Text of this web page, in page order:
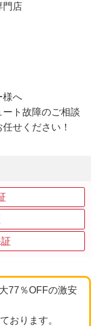
門店
様へ
ト故障のご相談
せください！
77％OFFの激安
おります。